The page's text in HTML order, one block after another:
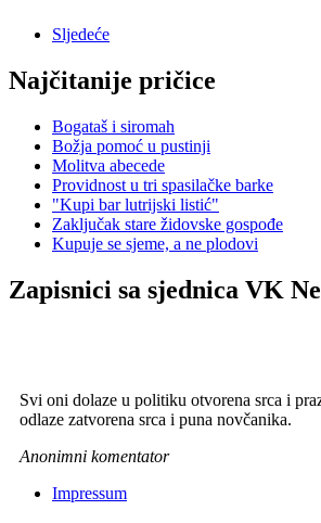
Sljedeće
Najčitanije pričice
Bogataš i siromah
Božja pomoć u pustinji
Molitva abecede
Providnost u tri spasilačke barke
"Kupi bar lutrijski listić"
Zaključak stare židovske gospođe
Kupuje se sjeme, a ne plodovi
Zapisnici sa sjednica VK
Svi oni dolaze u politiku otvorena srca i
odlaze zatvorena srca i puna novčanika.
Anonimni komentator
Impressum